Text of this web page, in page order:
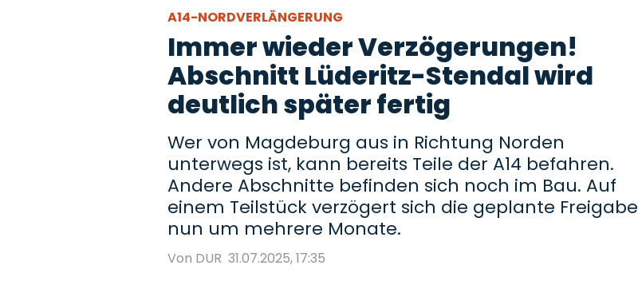
A14-NORDVERLÄNGERUNG
Immer wieder Verzögerungen!
Abschnitt Lüderitz-Stendal wird
deutlich später fertig
Wer von Magdeburg aus in Richtung Norden
unterwegs ist, kann bereits Teile der A14 befahren.
Andere Abschnitte befinden sich noch im Bau. Auf
einem Teilstück verzögert sich die geplante Freigabe
nun um mehrere Monate.
Von DUR 31.07.2025, 17:35